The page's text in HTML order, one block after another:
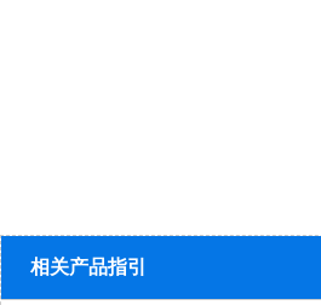
相关产品指引